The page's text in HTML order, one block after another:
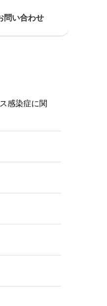
問い合わせ
感染症に関